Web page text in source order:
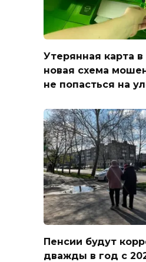
Утерянная карта
новая схема
не попасться на
Пенсии будут
дважды в год с